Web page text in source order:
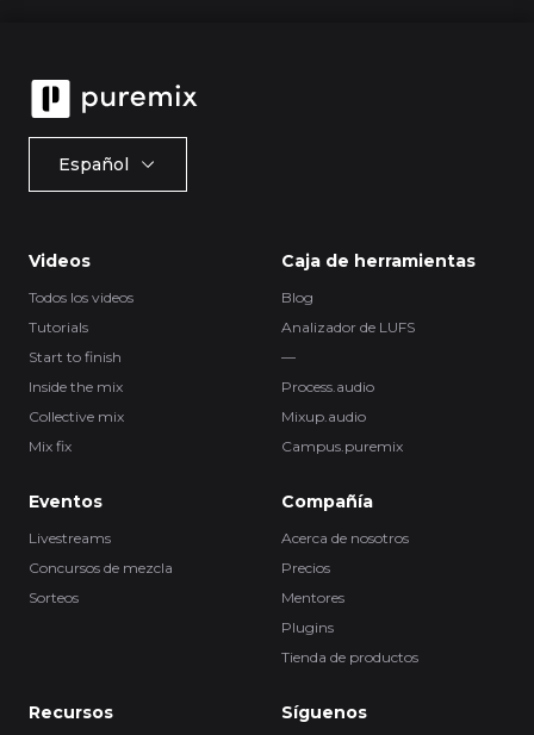
Español
Videos
Todos los videos
Tutorials
Start to finish
Inside the mix
Collective mix
Mix fix
Caja de herramientas
Blog
Analizador de LUFS
—
Process.audio
Mixup.audio
Campus.puremix
Eventos
Livestreams
Concursos de mezcla
Sorteos
Compañía
Acerca de nosotros
Precios
Mentores
Plugins
Tienda de productos
Recursos Síguenos